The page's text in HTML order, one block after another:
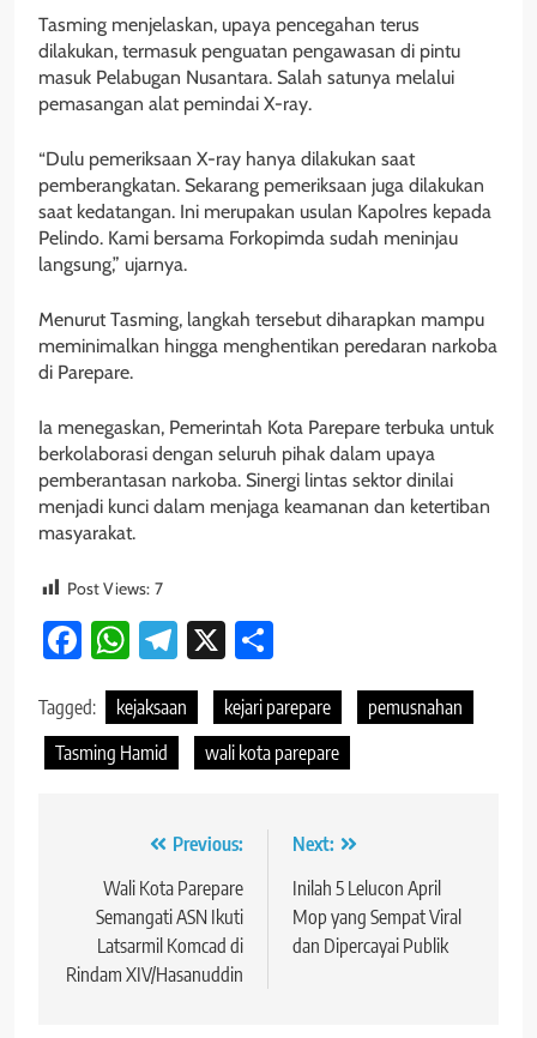
Tasming menjelaskan, upaya pencegahan terus
dilakukan, termasuk penguatan pengawasan di pintu
masuk Pelabugan Nusantara. Salah satunya melalui
pemasangan alat pemindai X-ray.
“Dulu pemeriksaan X-ray hanya dilakukan saat
pemberangkatan. Sekarang pemeriksaan juga dilakukan
saat kedatangan. Ini merupakan usulan Kapolres kepada
Pelindo. Kami bersama Forkopimda sudah meninjau
langsung,” ujarnya.
Menurut Tasming, langkah tersebut diharapkan mampu
meminimalkan hingga menghentikan peredaran narkoba
di Parepare.
Ia menegaskan, Pemerintah Kota Parepare terbuka untuk
berkolaborasi dengan seluruh pihak dalam upaya
pemberantasan narkoba. Sinergi lintas sektor dinilai
menjadi kunci dalam menjaga keamanan dan ketertiban
masyarakat.
Post Views: 7
Facebook
WhatsApp
Telegram
X
Tagged: kejaksaan kejari parepare
pemusnahan
Tasming Hamid
wali kota parepare
Navigasi Previous:
Wali Kota Parepare
Semangati ASN Ikuti
Latsarmil Komcad di
Rindam XIV/Hasanuddin
Next:
Inilah 5 Lelucon April
Mop yang Sempat Viral
dan Dipercayai Publik